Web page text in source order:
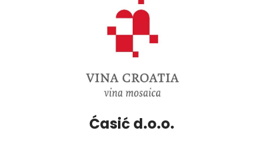
Ćasić d.o.o.